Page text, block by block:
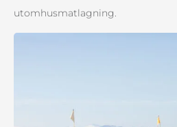
utomhusmatlagning.